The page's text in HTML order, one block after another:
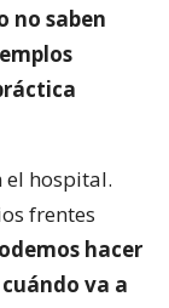
no saben
el hospital.
frentes
hacer
va a